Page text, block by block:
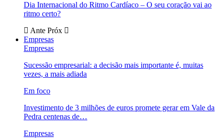
Dia Internacional do Ritmo Cardíaco – O seu coração vai ao
ritmo certo?
Ante Próx
Empresas
Empresas
Sucessão empresarial: a decisão mais importante é, muitas
vezes, a mais adiada
Em foco
Investimento de 3 milhões de euros promete gerar em Vale da
Pedra centenas de…
Empresas